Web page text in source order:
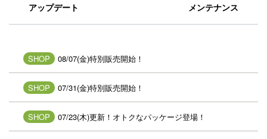
アップデート メンテナンス
SHOP 08/07(金)特別販売開始！
SHOP 07/31(金)特別販売開始！
SHOP 07/23(木)更新！オトクなパッケージ登場！